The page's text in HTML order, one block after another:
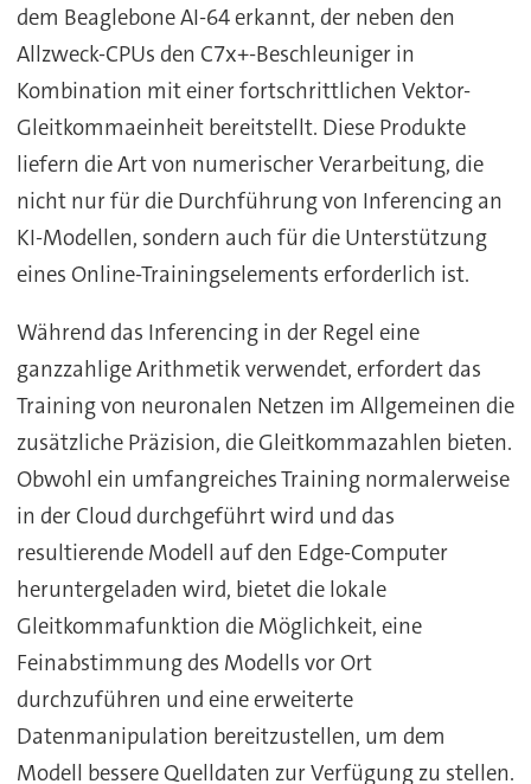
dem Beaglebone AI-64 erkannt, der neben den
Allzweck-CPUs den C7x+-Beschleuniger in
Kombination mit einer fortschrittlichen Vektor-
Gleitkommaeinheit bereitstellt. Diese Produkte
liefern die Art von numerischer Verarbeitung, die
nicht nur für die Durchführung von Inferencing an
KI-Modellen, sondern auch für die Unterstützung
eines Online-Trainingselements erforderlich ist.
Während das Inferencing in der Regel eine
ganzzahlige Arithmetik verwendet, erfordert das
Training von neuronalen Netzen im Allgemeinen die
zusätzliche Präzision, die Gleitkommazahlen bieten.
Obwohl ein umfangreiches Training normalerweise
in der Cloud durchgeführt wird und das
resultierende Modell auf den Edge-Computer
heruntergeladen wird, bietet die lokale
Gleitkommafunktion die Möglichkeit, eine
Feinabstimmung des Modells vor Ort
durchzuführen und eine erweiterte
Datenmanipulation bereitzustellen, um dem
Modell bessere Quelldaten zur Verfügung zu stellen.